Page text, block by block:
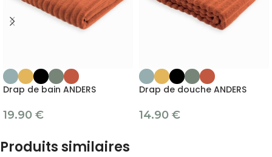
Drap de bain ANDERS
19.90 €
Drap de douche ANDERS
14.90 €
Produits similaires